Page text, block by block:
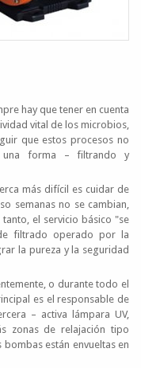
hay que tener en cuenta
vital de los microbios,
que estos procesos no
una forma – filtrando y
más difícil es cuidar de
semanas no se cambian,
el servicio básico "se
filtrado operado por la
la pureza y la seguridad
o durante todo el
es el responsable de
– activa lámpara UV,
zonas de relajación tipo
están envueltas en